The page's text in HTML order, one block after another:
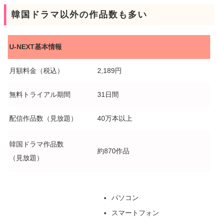
韓国ドラマ以外の作品数も多い
U-NEXT基本情報
月額料金（税込） 2,189円
無料トライアル期間 31日間
配信作品数（見放題） 40万本以上
韓国ドラマ作品数
（見放題）
約870作品
パソコン
スマートフォン